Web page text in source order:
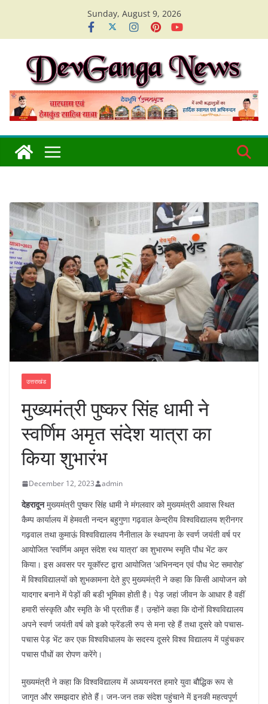
content
Sunday, August 9, 2026
उत्तराखंड
मुख्यमंत्री पुष्कर सिंह धामी ने
स्वर्णिम अमृत संदेश यात्रा का
किया शुभारंभ
December 12, 2023 admin
देहरादूनमुख्यमंत्री पुष्कर सिंह धामी ने मंगलवार को मुख्यमंत्री आवास स्थित
कैम्प कार्यालय में हेमवती नन्दन बहुगुणा गढ़वाल केन्द्रीय विश्वविद्यालय श्रीनगर
गढ़वाल तथा कुमाऊं विश्वविद्यालय नैनीताल के स्थापना के स्वर्ण जयंती वर्ष पर
आयोजित ‘स्वर्णिम अमृत संदेश रथ यात्रा’ का शुभारम्भ स्मृति पौध भेंट कर
किया। इस अवसर पर यूकॉस्ट द्वारा आयोजित ‘अभिनन्दन एवं पौध भेट समारोह’
में विश्वविद्यालयों को शुभकामना देते हुए मुख्यमंत्री ने कहा कि किसी आयोजन को
यादगार बनाने में पेड़ों की बडी भूमिका होती है। पेड़ जहां जीवन के आधार है वहीं
हमारी संस्कृति और स्मृति के भी प्रतीक हैं। उन्होंने कहा कि दोनों विश्वविद्यालय
अपने स्वर्ण जयंती वर्ष को इको फ्रेंडली रुप से मना रहे हैं तथा दूसरे को पचास-
पचास पेड़ भेंट कर एक विश्वविधालय के सदस्य दूसरे विश्व विद्यालय में पहुंचकर
पचास पौधों का रोपण करेंगे।
मुख्यमंत्री ने कहा कि विश्वविद्यालय में अध्ययनरत हमारे युवा बौद्धिक रूप से
जागृत और समझदार होते हैं। जन-जन तक संदेश पहुंचाने में इनकी महत्वपूर्ण